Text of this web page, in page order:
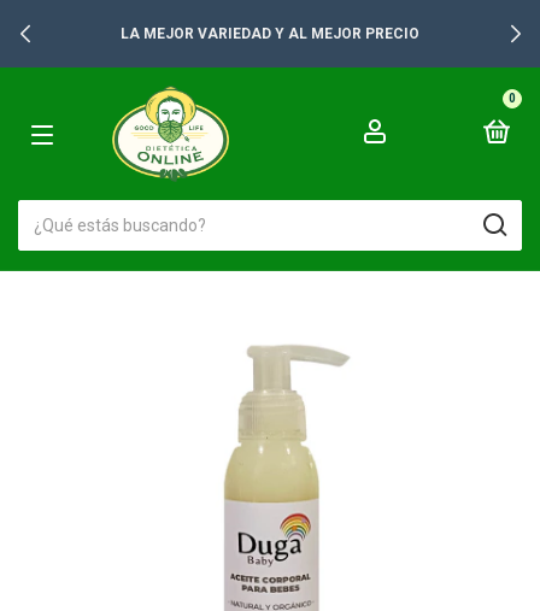
LA MEJOR VARIEDAD Y AL MEJOR PRECIO
0